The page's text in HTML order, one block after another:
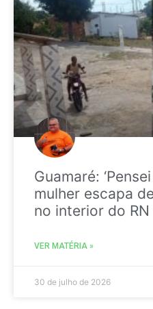
Guamaré:
mulher escapa
no interior do RN
VER MATÉRIA »
30 de julho de 2026